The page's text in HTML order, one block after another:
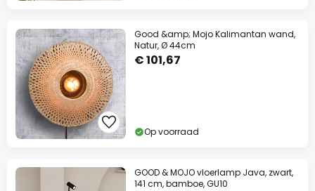
Good &amp; Mojo Kalimantan wand,
Natur, Ø 44cm
€ 101,67
Op voorraad
GOOD & MOJO vloerlamp Java, zwart,
141 cm, bamboe, GU10